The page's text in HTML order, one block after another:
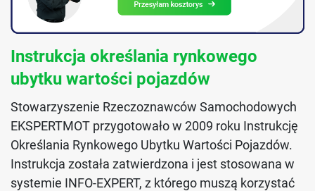
Instrukcja określania rynkowego
ubytku wartości pojazdów
Stowarzyszenie Rzeczoznawców Samochodowych
EKSPERTMOT przygotowało w 2009 roku Instrukcję
Określania Rynkowego Ubytku Wartości Pojazdów.
Instrukcja została zatwierdzona i jest stosowana w
systemie INFO-EXPERT, z którego muszą korzystać